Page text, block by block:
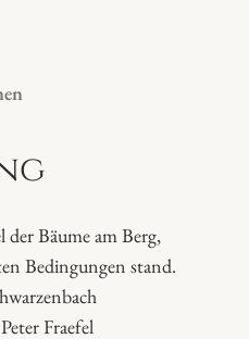
Bäume am Berg,
Bedingungen stand.
Fraefel